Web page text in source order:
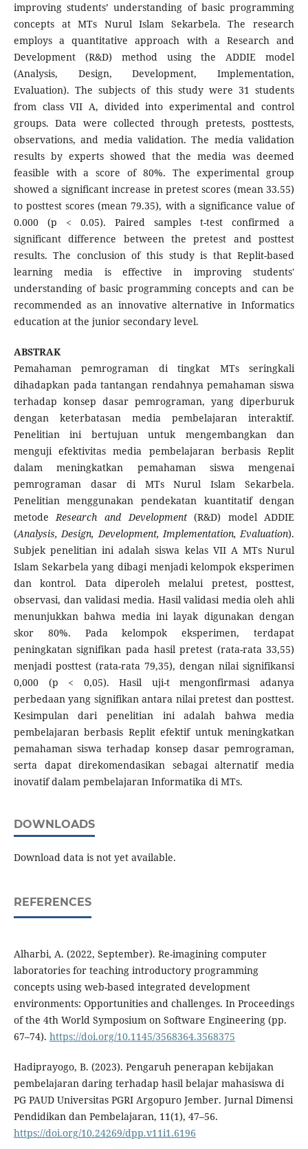
improving students’ understanding of basic programming
concepts at MTs Nurul Islam Sekarbela. The research
employs a quantitative approach with a Research and
Development (R&D) method using the ADDIE model
(Analysis, Design, Development, Implementation,
Evaluation). The subjects of this study were 31 students
from class VII A, divided into experimental and control
groups. Data were collected through pretests, posttests,
observations, and media validation. The media validation
results by experts showed that the media was deemed
feasible with a score of 80%. The experimental group
showed a significant increase in pretest scores (mean 33.55)
to posttest scores (mean 79.35), with a significance value of
0.000 (p < 0.05). Paired samples t-test confirmed a
significant difference between the pretest and posttest
results. The conclusion of this study is that Replit-based
learning media is effective in improving students'
understanding of basic programming concepts and can be
recommended as an innovative alternative in Informatics
education at the junior secondary level.
ABSTRAK
Pemahaman pemrograman di tingkat MTs seringkali
dihadapkan pada tantangan rendahnya pemahaman siswa
terhadap konsep dasar pemrograman, yang diperburuk
dengan keterbatasan media pembelajaran interaktif.
Penelitian ini bertujuan untuk mengembangkan dan
menguji efektivitas media pembelajaran berbasis Replit
dalam meningkatkan pemahaman siswa mengenai
pemrograman dasar di MTs Nurul Islam Sekarbela.
Penelitian menggunakan pendekatan kuantitatif dengan
metodeResearch and Development(R&D) model ADDIE
(Analysis, Design, Development, Implementation, Evaluation).
Subjek penelitian ini adalah siswa kelas VII A MTs Nurul
Islam Sekarbela yang dibagi menjadi kelompok eksperimen
dan kontrol. Data diperoleh melalui pretest, posttest,
observasi, dan validasi media. Hasil validasi media oleh ahli
menunjukkan bahwa media ini layak digunakan dengan
skor 80%. Pada kelompok eksperimen, terdapat
peningkatan signifikan pada hasil pretest (rata-rata 33,55)
menjadi posttest (rata-rata 79,35), dengan nilai signifikansi
0,000 (p < 0,05). Hasil uji-t mengonfirmasi adanya
perbedaan yang signifikan antara nilai pretest dan posttest.
Kesimpulan dari penelitian ini adalah bahwa media
pembelajaran berbasis Replit efektif untuk meningkatkan
pemahaman siswa terhadap konsep dasar pemrograman,
serta dapat direkomendasikan sebagai alternatif media
inovatif dalam pembelajaran Informatika di MTs.
DOWNLOADS
Download data is not yet available.
REFERENCES
Alharbi, A. (2022, September). Re-imagining computer
laboratories for teaching introductory programming
concepts using web-based integrated development
environments: Opportunities and challenges. In Proceedings
of the 4th World Symposium on Software Engineering (pp.
67–74). https://doi.org/10.1145/3568364.3568375
Hadiprayogo, B. (2023). Pengaruh penerapan kebijakan
pembelajaran daring terhadap hasil belajar mahasiswa di
PG PAUD Universitas PGRI Argopuro Jember. Jurnal Dimensi
Pendidikan dan Pembelajaran, 11(1), 47–56.
https://doi.org/10.24269/dpp.v11i1.6196